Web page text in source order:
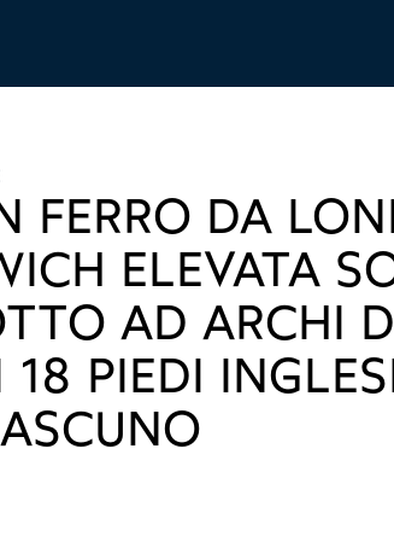
FERRO DA
ELEVATA
AD ARCHI
PIEDI